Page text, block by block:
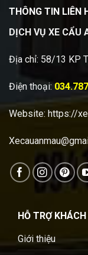
THÔNG TIN LIÊN
DỊCH VỤ XE CẨU
Địa chỉ: 58/13 KP
Điện thoại:
Website: https://
HỖ TRỢ
Giới thiệu